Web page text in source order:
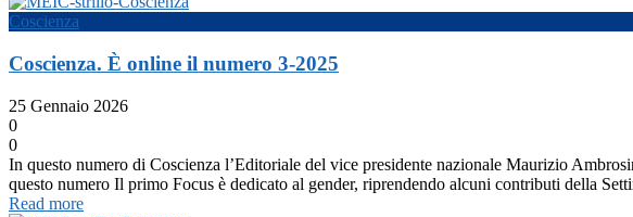
Coscienza
Coscienza. È online il numero 3-2025
25 Gennaio 2026
0
0
In questo numero di Coscienza l’Editoriale del vice presidente nazionale Maurizio
questo numero Il primo Focus è dedicato al gender, riprendendo alcuni contributi della
Read more